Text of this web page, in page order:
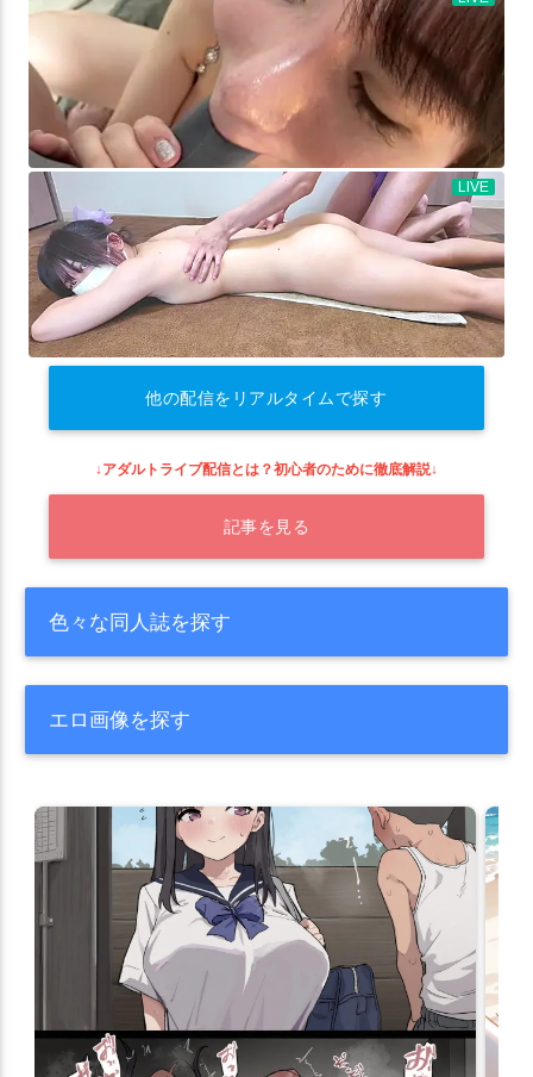
他の配信をリアルタイムで探す
↓アダルトライブ配信とは？初心者のために徹底解説↓
記事を見る
色々な同人誌を探す
エロ画像を探す